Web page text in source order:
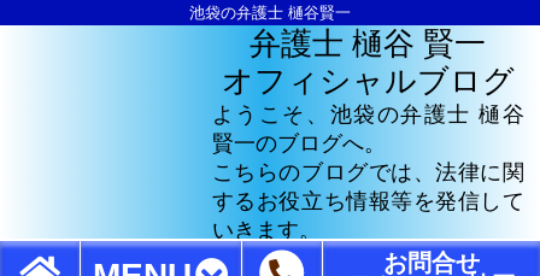
池袋の弁護士 樋谷賢一
弁護士 樋谷 賢一
オフィシャルブログ
ようこそ、池袋の弁護士 樋谷
賢一のブログへ。
こちらのブログでは、法律に関
するお役立ち情報等を発信して
いきます。
お問合せ